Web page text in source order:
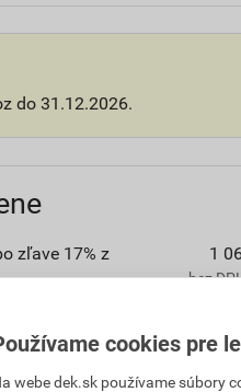
do 31.12.2026.
zľave 17% z
1
bez
30 dní
1
bez
cookies pre
webe dek.sk používame súbory